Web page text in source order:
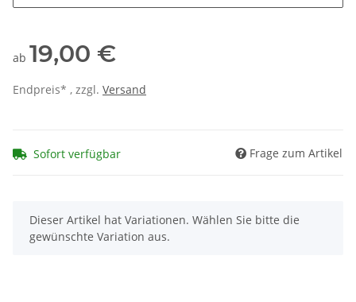
ab 19,00 €
Endpreis* , zzgl. Versand
Sofort verfügbar Frage zum Artikel
x
Dieser Artikel hat Variationen. Wählen Sie bitte die
gewünschte Variation aus.